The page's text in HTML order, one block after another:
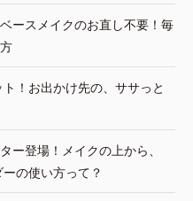
ースメイクのお直し不要！毎
！お出かけ先の、ササっと
ー登場！メイクの上から、
の使い方って？